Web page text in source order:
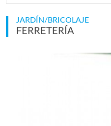
JARDÍN/BRICOLAJE
FERRETERÍA